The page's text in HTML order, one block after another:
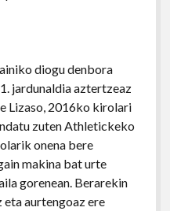
diogu denbora
jardunaldia aztertzeaz
Lizaso, 2016ko kirolari
zuten Athletickeko
onena bere
makina bat urte
gorenean. Berarekin
aurtengoaz ere